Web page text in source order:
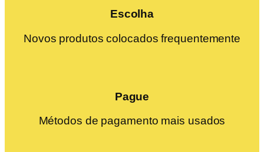
Escolha
Novos produtos colocados frequentemente
Pague
Métodos de pagamento mais usados